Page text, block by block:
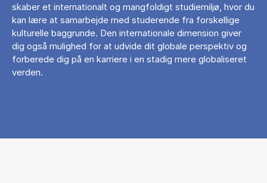
skaber et internationalt og mangfoldigt studiemiljø, hvor du
kan lære at samarbejde med studerende fra forskellige
kulturelle baggrunde. Den internationale dimension giver
dig også mulighed for at udvide dit globale perspektiv og
forberede dig på en karriere i en stadig mere globaliseret
verden.